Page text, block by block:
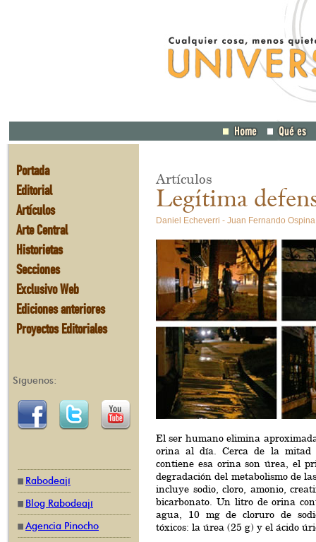
Portada
Editorial
Artículos
Arte Central
Historietas
Secciones
Exclusivo Web
Ediciones anteriores
Proyectos Editoriales
Síguenos:
Rabodeají
Blog Rabodeají
Agencia Pinocho
Artículos
Legítima
Daniel Echeverri - Juan Fernando Ospina
El ser humano elimina
orina al día. Cerca de la mitad
contiene esa orina son úrea, el
degradación del metabolismo de
incluye sodio, cloro, amonio,
bicarbonato. Un litro de orina
agua, 10 mg de cloruro de
tóxicos: la úrea (25 g) y el ácido